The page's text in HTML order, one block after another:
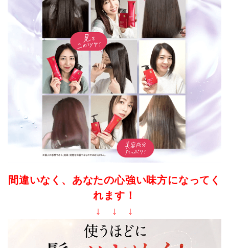
間違いなく、あなたの心強い味方になってく
れます！
↓ ↓ ↓